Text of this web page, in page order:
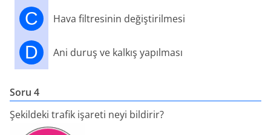
C Hava filtresinin değiştirilmesi
D Ani duruş ve kalkış yapılması
Soru 4
Şekildeki trafik işareti neyi bildirir?